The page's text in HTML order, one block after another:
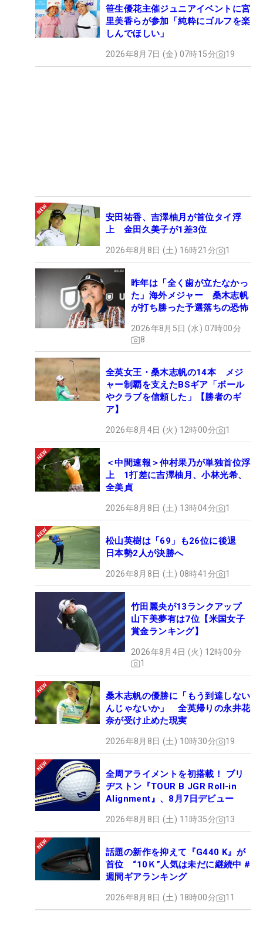
笹生優花主催ジュニアイベントに宮
里美香らが参加「純粋にゴルフを楽
しんでほしい」
2026年8月7日 (金) 07時15分 19
安田祐香、吉澤柚月が首位タイ浮
上 金田久美子が1差3位
2026年8月8日 (土) 16時21分 1
昨年は「全く歯が立たなかっ
た」海外メジャー 桑木志帆
が打ち勝った予選落ちの恐怖
2026年8月5日 (水) 07時00分
8
全英女王・桑木志帆の14本 メジ
ャー制覇を支えたBSギア「ボール
やクラブを信頼した」【勝者のギ
ア】
2026年8月4日 (火) 12時00分 1
＜中間速報＞仲村果乃が単独首位浮
上 1打差に吉澤柚月、小林光希、
全美貞
2026年8月8日 (土) 13時04分 1
松山英樹は「69」も26位に後退
日本勢2人が決勝へ
2026年8月8日 (土) 08時41分 1
竹田麗央が13ランクアップ
山下美夢有は7位【米国女子
賞金ランキング】
2026年8月4日 (火) 12時00分
1
桑木志帆の優勝に「もう到達しない
んじゃないか」 全英帰りの永井花
奈が受け止めた現実
2026年8月8日 (土) 10時30分 19
全周アライメントを初搭載！ ブリ
ヂストン『TOUR B JGR Roll-in
Alignment』、8月7日デビュー
2026年8月8日 (土) 11時35分 13
話題の新作を抑えて『G440 K』が
首位 “10Ｋ”人気は未だに継続中 #
週間ギアランキング
2026年8月8日 (土) 18時00分 11